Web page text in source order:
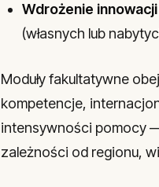
Wdrożenie innowacji
(własnych lub
Moduły fakultatywne
kompetencje,
intensywności pomocy
zależności od regionu,